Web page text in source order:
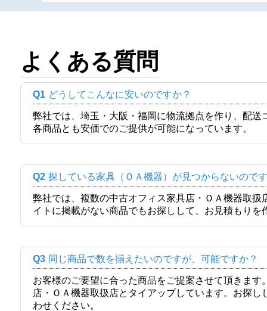
よくある質問
Q1 どうしてこんなに安いのですか？
弊社では、埼玉・大阪・福岡に物流拠点を作り、配
各商品とも安価でのご提供が可能になっています。
Q2 探している家具（ＯＡ機器）が見つからないので
弊社では、複数の中古オフィス家具店・ＯＡ機器取
イトに掲載がない商品でもお探しして、お見積もりを
Q3 同じ商品で数を揃えたいのですが、可能ですか？
お客様のご要望に合った商品をご提案させて頂きま
店・ＯＡ機器取扱店とタイアップしています。お探
わせください。